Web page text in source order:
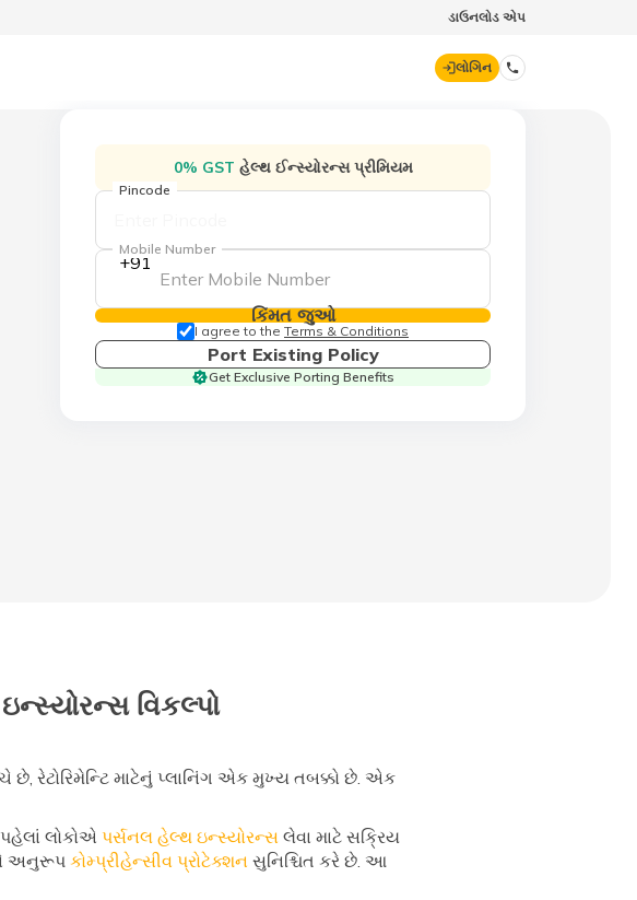
ડાઉનલોડ એપ
લોગિન
hello@godigit.com
0% GST હેલ્થ ઈન્સ્યોરન્સ પ્રીમિયમ
Pincode
+91
Mobile Number
કિંમત જુઓ
I agree to the Terms & Conditions
Port Existing Policy
Get Exclusive Porting Benefits
વિકલ્પો
છે, રેટોરિમેન્ટિ માટેનું પ્લાનિંગ એક મુખ્ય તબક્કો છે. એક
પહેલાં લોકોએ પર્સનલ હેલ્થ ઇન્સ્યોરન્સ લેવા માટે સક્રિય
અનુરૂપ કોમ્પ્રીહેન્સીવ પ્રોટેક્શન સુનિશ્ચિત કરે છે. આ